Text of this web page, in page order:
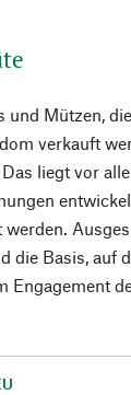
und Mützen,
verkauft
liegt vor
die Basis, auf
Engagement